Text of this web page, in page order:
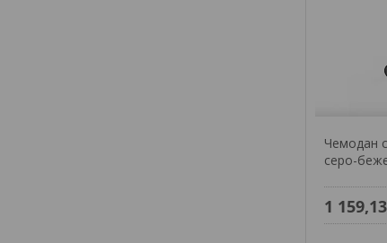
Чемодан
серо-
1 159,13